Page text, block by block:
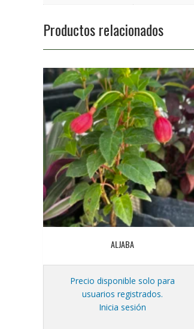
Productos relacionados
ALJABA
Precio disponible solo para
usuarios registrados.
Inicia sesión